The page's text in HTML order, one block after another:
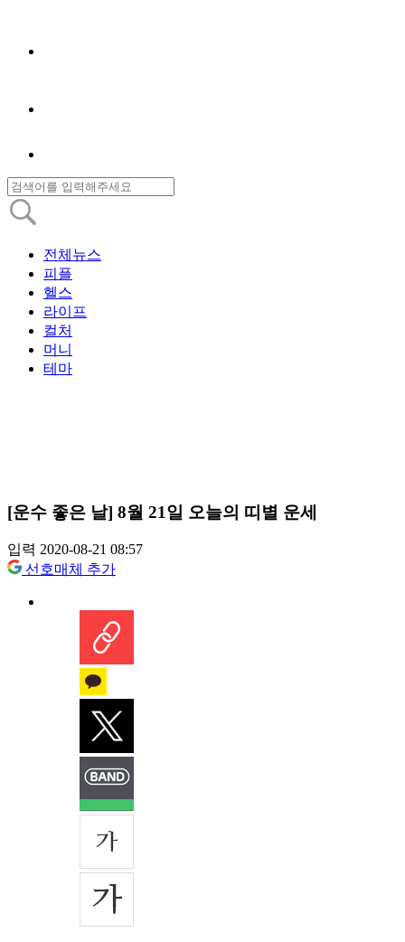
전체뉴스
피플
헬스
라이프
컬처
머니
테마
[운수 좋은 날] 8월 21일 오늘의 띠별 운세
입력 2020-08-21 08:57
선호매체 추가